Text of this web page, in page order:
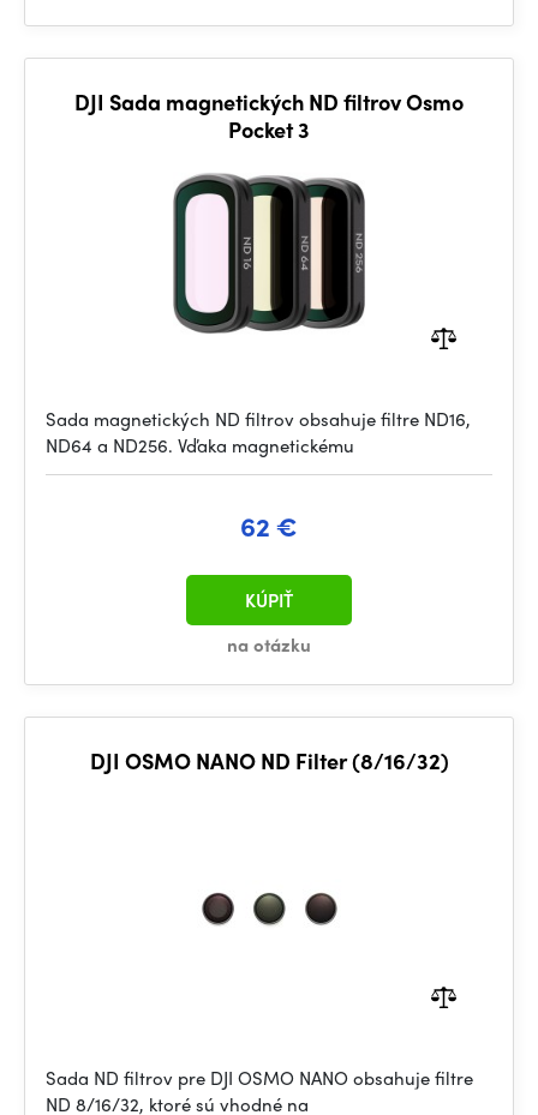
DJI Sada magnetických ND filtrov Osmo
Pocket 3
Sada magnetických ND filtrov obsahuje filtre ND16,
ND64 a ND256. Vďaka magnetickému
62 €
na otázku
KÚPIŤ
DJI OSMO NANO ND Filter (8/16/32)
Sada ND filtrov pre DJI OSMO NANO obsahuje filtre
ND 8/16/32, ktoré sú vhodné na